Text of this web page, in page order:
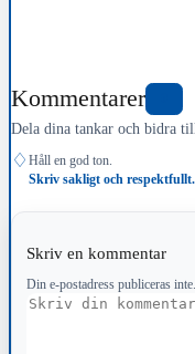
Kommentarer
Dela dina tankar och bidra
♢ Håll en god ton.
Skriv sakligt och respektfullt.
Skriv en kommentar
Din e-postadress publiceras inte.
Kommentar